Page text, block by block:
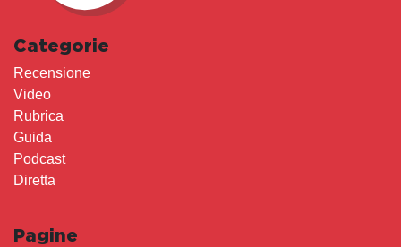
Categorie
Recensione
Video
Rubrica
Guida
Podcast
Diretta
Pagine